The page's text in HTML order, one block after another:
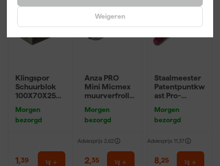
Weigeren
Klingspor
Schuurblok
100X70X25m
P220
Morgen
bezorgd
1,39
Anza PRO
Mini Micmex
muurverfrolle
Morgen
bezorgd
Adviesprijs 2,62
2,35
Staalmeester
Patentpuntkw
ast Pro-
10 (2cm)
Morgen
bezorgd
Adviesprijs 11,37
8,25